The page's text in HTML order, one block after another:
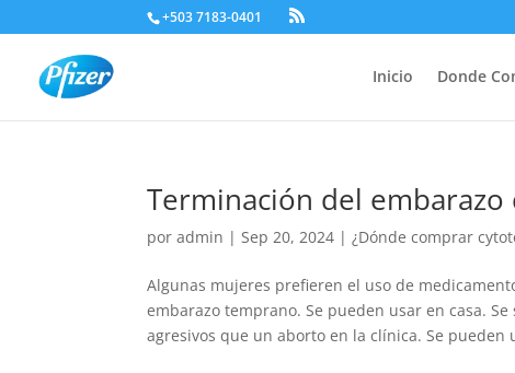
+503 7183-0401
Inicio Donde
Terminación del
poradmin |Sep 20, 2024 |¿Dónde comprar
Algunas mujeres prefieren el uso de
embarazo temprano. Se pueden usar en casa.
agresivos que un aborto en la clínica. Se pueden